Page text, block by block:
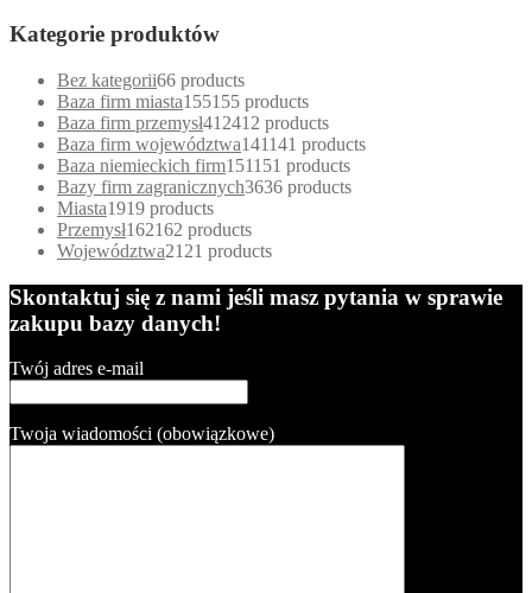
Kategorie produktów
Bez kategorii66 products
Baza firm miasta155155 products
Baza firm przemysł412412 products
Baza firm województwa141141 products
Baza niemieckich firm151151 products
Bazy firm zagranicznych3636 products
Miasta1919 products
Przemysł162162 products
Województwa21 21 products
Skontaktuj się z nami jeśli masz pytania w sprawie
zakupu bazy danych!
Twój adres e-mail
Twoja wiadomości (obowiązkowe)